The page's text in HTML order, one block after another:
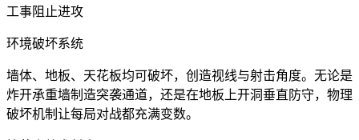
工事阻止进攻
环境破坏系统
墙体、地板、天花板均可破坏，创造视线与射击角度。无论是
炸开承重墙制造突袭通道，还是在地板上开洞垂直防守，物理
破坏机制让每局对战都充满变数。